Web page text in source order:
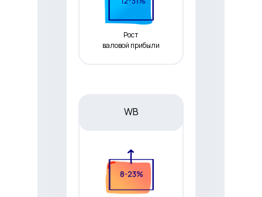
Рост
валовой прибыли
WB